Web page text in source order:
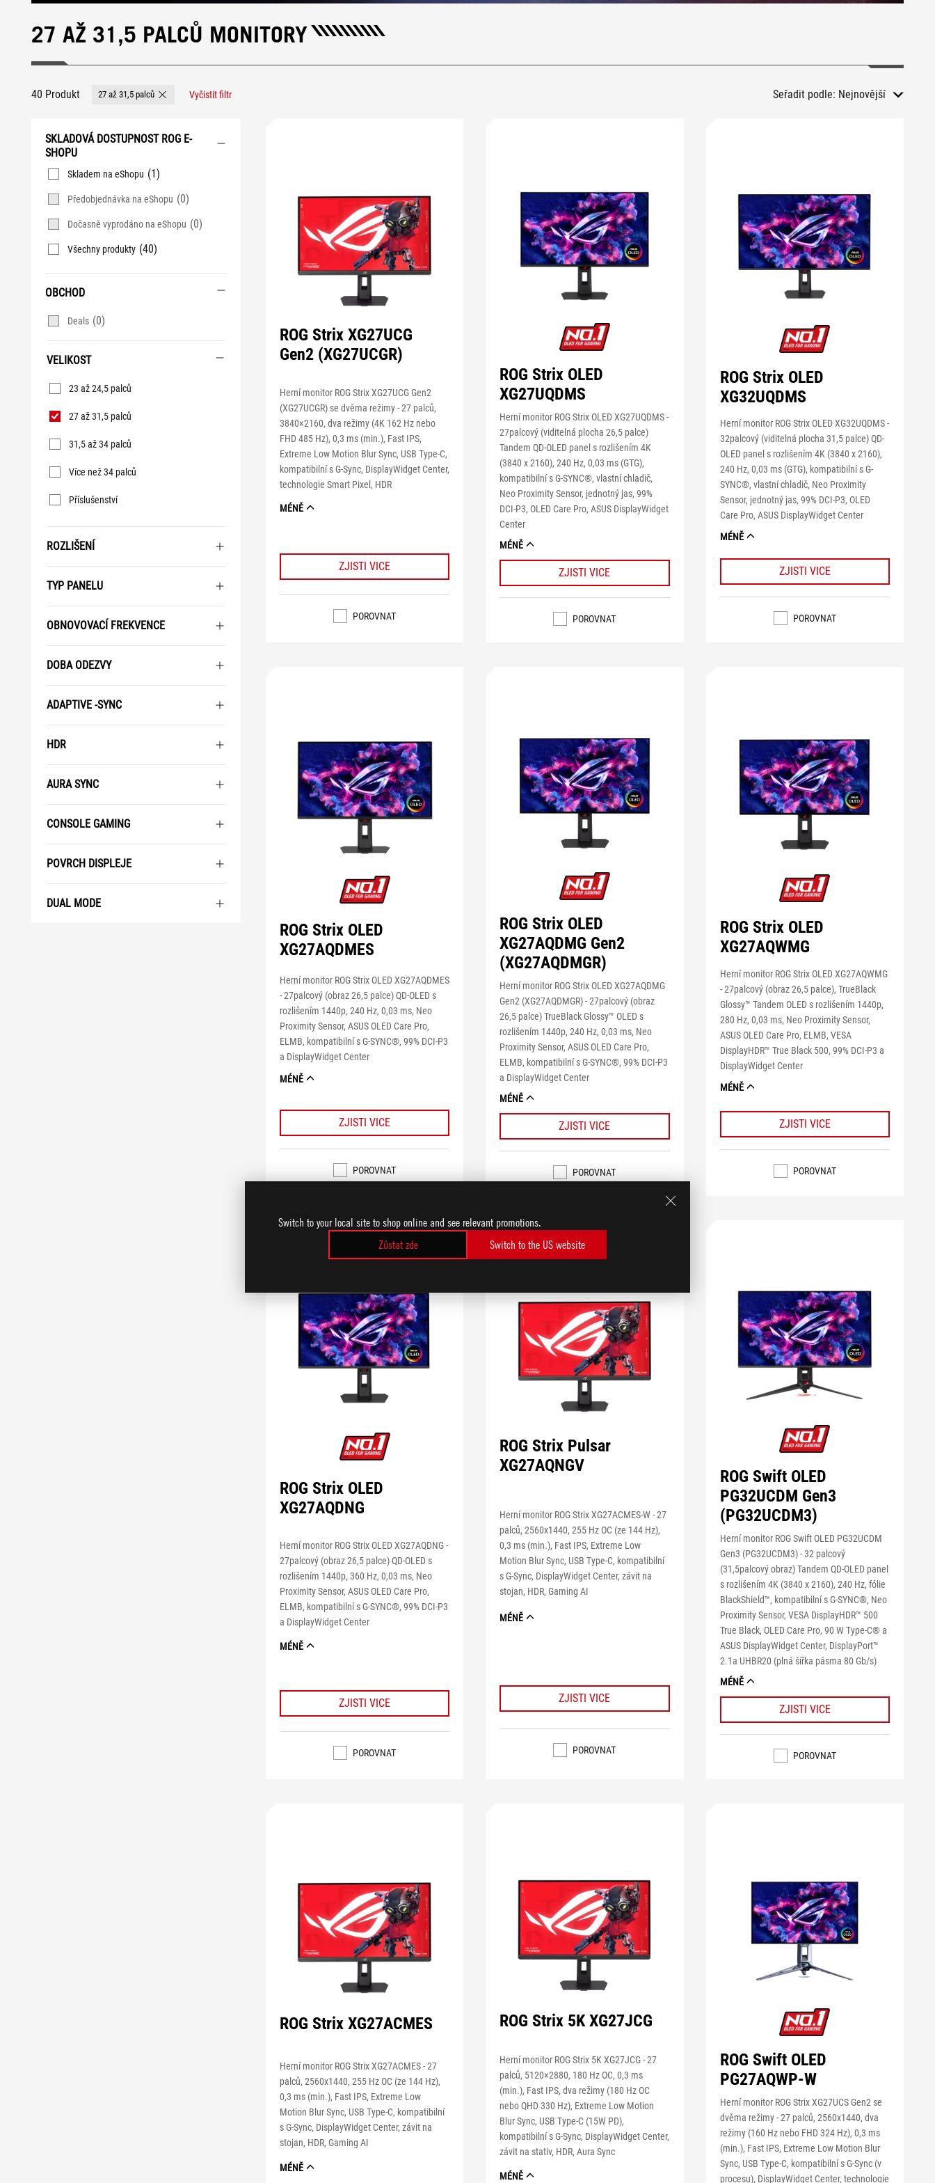
Switch to your local site to shop online and see relevant promotions.
Zůstat zde
Switch to the US website
27 AŽ 31,5 PALCŮ MONITORY
40 Produkt 27 až 31,5 palců Remove 27 až 31,5 palců
Vyčistit filtr Seřadit podle: Nejnovější
SKLADOVÁ DOSTUPNOST ROG E-
SHOPU
Skladem na eShopu (1)
Předobjednávka na eShopu (0)
Dočasně vyprodáno na eShopu (0)
Všechny produkty (40)
OBCHOD
Deals (0)
VELIKOST
Velikost
23 až 24,5 palců
27 až 31,5 palců
31,5 až 34 palců
Více než 34 palců
Příslušenství
ROZLIŠENÍ
TYP PANELU
OBNOVOVACÍ FREKVENCE
DOBA ODEZVY
ADAPTIVE -SYNC
HDR
AURA SYNC
CONSOLE GAMING
POVRCH DISPLEJE
DUAL MODE
ROG Strix XG27UCG
Gen2 (XG27UCGR)
Herní monitor ROG Strix XG27UCG Gen2
(XG27UCGR) se dvěma režimy - 27 palců,
3840×2160, dva režimy (4K 162 Hz nebo
FHD 485 Hz), 0,3 ms (min.), Fast IPS,
Extreme Low Motion Blur Sync, USB Type-C,
kompatibilní s G-Sync, DisplayWidget Center,
technologie Smart Pixel, HDR
MÉNĚ
ZJISTI VICE
POROVNAT
ROG Strix OLED
XG27UQDMS
Herní monitor ROG Strix OLED XG27UQDMS -
27palcový (viditelná plocha 26,5 palce)
Tandem QD-OLED panel s rozlišením 4K
(3840 x 2160), 240 Hz, 0,03 ms (GTG),
kompatibilní s G-SYNC®, vlastní chladič,
Neo Proximity Sensor, jednotný jas, 99%
DCI-P3, OLED Care Pro, ASUS DisplayWidget
Center
MÉNĚ
ZJISTI VICE
POROVNAT
ROG Strix OLED
XG32UQDMS
Herní monitor ROG Strix OLED XG32UQDMS -
32palcový (viditelná plocha 31,5 palce) QD-
OLED panel s rozlišením 4K (3840 x 2160),
240 Hz, 0,03 ms (GTG), kompatibilní s G-
SYNC®, vlastní chladič, Neo Proximity
Sensor, jednotný jas, 99% DCI-P3, OLED
Care Pro, ASUS DisplayWidget Center
MÉNĚ
ZJISTI VICE
POROVNAT
ROG Strix OLED
XG27AQDMES
Herní monitor ROG Strix OLED XG27AQDMES
- 27palcový (obraz 26,5 palce) QD-OLED s
rozlišením 1440p, 240 Hz, 0,03 ms, Neo
Proximity Sensor, ASUS OLED Care Pro,
ELMB, kompatibilní s G-SYNC®, 99% DCI-P3
a DisplayWidget Center
MÉNĚ
ZJISTI VICE
POROVNAT
ROG Strix OLED
XG27AQDMG Gen2
(XG27AQDMGR)
Herní monitor ROG Strix OLED XG27AQDMG
Gen2 (XG27AQDMGR) - 27palcový (obraz
26,5 palce) TrueBlack Glossy™ OLED s
rozlišením 1440p, 240 Hz, 0,03 ms, Neo
Proximity Sensor, ASUS OLED Care Pro,
ELMB, kompatibilní s G-SYNC®, 99% DCI-P3
a DisplayWidget Center
MÉNĚ
ZJISTI VICE
POROVNAT
ROG Strix OLED
XG27AQWMG
Herní monitor ROG Strix OLED XG27AQWMG
- 27palcový (obraz 26,5 palce), TrueBlack
Glossy™ Tandem OLED s rozlišením 1440p,
280 Hz, 0,03 ms, Neo Proximity Sensor,
ASUS OLED Care Pro, ELMB, VESA
DisplayHDR™ True Black 500, 99% DCI-P3 a
DisplayWidget Center
MÉNĚ
ZJISTI VICE
POROVNAT
ROG Strix OLED
XG27AQDNG
Herní monitor ROG Strix OLED XG27AQDNG -
27palcový (obraz 26,5 palce) QD-OLED s
rozlišením 1440p, 360 Hz, 0,03 ms, Neo
Proximity Sensor, ASUS OLED Care Pro,
ELMB, kompatibilní s G-SYNC®, 99% DCI-P3
a DisplayWidget Center
MÉNĚ
ZJISTI VICE
POROVNAT
ROG Strix Pulsar
XG27AQNGV
Herní monitor ROG Strix XG27ACMES-W - 27
palců, 2560x1440, 255 Hz OC (ze 144 Hz),
0,3 ms (min.), Fast IPS, Extreme Low
Motion Blur Sync, USB Type-C, kompatibilní
s G-Sync, DisplayWidget Center, závit na
stojan, HDR, Gaming AI
MÉNĚ
ZJISTI VICE
POROVNAT
ROG Swift OLED
PG32UCDM Gen3
(PG32UCDM3)
Herní monitor ROG Swift OLED PG32UCDM
Gen3 (PG32UCDM3) - 32 palcový
(31,5palcový obraz) Tandem QD-OLED panel
s rozlišením 4K (3840 x 2160), 240 Hz, fólie
BlackShield™, kompatibilní s G-SYNC®, Neo
Proximity Sensor, VESA DisplayHDR™ 500
True Black, OLED Care Pro, 90 W Type-C® a
ASUS DisplayWidget Center, DisplayPort™
2.1a UHBR20 (plná šířka pásma 80 Gb/s)
MÉNĚ
ZJISTI VICE
POROVNAT
ROG Strix XG27ACMES
Herní monitor ROG Strix XG27ACMES - 27
palců, 2560x1440, 255 Hz OC (ze 144 Hz),
0,3 ms (min.), Fast IPS, Extreme Low
Motion Blur Sync, USB Type-C, kompatibilní
s G-Sync, DisplayWidget Center, závit na
stojan, HDR, Gaming AI
MÉNĚ
ROG Strix 5K XG27JCG
Herní monitor ROG Strix 5K XG27JCG - 27
palců, 5120×2880, 180 Hz OC, 0,3 ms
(min.), Fast IPS, dva režimy (180 Hz OC
nebo QHD 330 Hz), Extreme Low Motion
Blur Sync, USB Type-C (15W PD),
kompatibilní s G-Sync, DisplayWidget Center,
závit na stativ, HDR, Aura Sync
MÉNĚ
ROG Swift OLED
PG27AQWP-W
Herní monitor ROG Strix XG27UCS Gen2 se
dvěma režimy - 27 palců, 2560x1440, dva
režimy (160 Hz nebo FHD 324 Hz), 0,3 ms
(min.), Fast IPS, Extreme Low Motion Blur
Sync, USB Type-C, kompatibilní s G-Sync (v
procesu), DisplayWidget Center, technologie